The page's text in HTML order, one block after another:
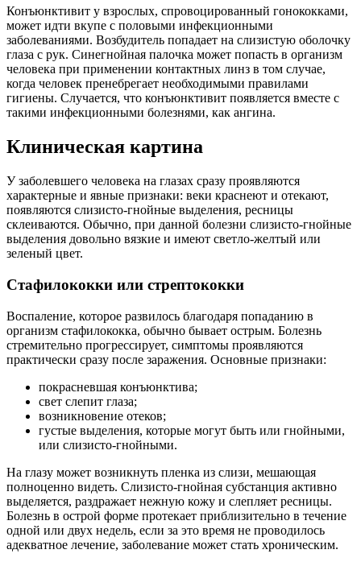
Конъюнктивит у взрослых, спровоцированный гонококками,
может идти вкупе с половыми инфекционными
заболеваниями. Возбудитель попадает на слизистую оболочку
глаза с рук. Синегнойная палочка может попасть в организм
человека при применении контактных линз в том случае,
когда человек пренебрегает необходимыми правилами
гигиены. Случается, что конъюнктивит появляется вместе с
такими инфекционными болезнями, как ангина.
Клиническая картина
У заболевшего человека на глазах сразу проявляются
характерные и явные признаки: веки краснеют и отекают,
появляются слизисто-гнойные выделения, ресницы
склеиваются. Обычно, при данной болезни слизисто-гнойные
выделения довольно вязкие и имеют светло-желтый или
зеленый цвет.
Стафилококки или стрептококки
Воспаление, которое развилось благодаря попаданию в
организм стафилококка, обычно бывает острым. Болезнь
стремительно прогрессирует, симптомы проявляются
практически сразу после заражения. Основные признаки:
покрасневшая конъюнктива;
свет слепит глаза;
возникновение отеков;
густые выделения, которые могут быть или гнойными,
или слизисто-гнойными.
На глазу может возникнуть пленка из слизи, мешающая
полноценно видеть. Слизисто-гнойная субстанция активно
выделяется, раздражает нежную кожу и слепляет ресницы.
Болезнь в острой форме протекает приблизительно в течение
одной или двух недель, если за это время не проводилось
адекватное лечение, заболевание может стать хроническим.